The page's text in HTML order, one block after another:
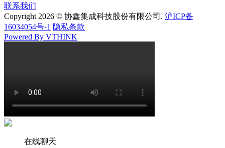
联系我们
Copyright 2026 © 协鑫集成科技股份有限公司. 沪ICP备
16034054号-1 隐私条款
Powered By VTHINK
在线聊天